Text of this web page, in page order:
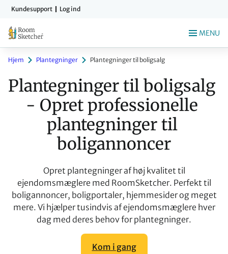
indholdet
Kundesupport Log ind
MENU
Hjem Plantegninger Plantegninger til boligsalg
Plantegninger til boligsalg
- Opret professionelle
plantegninger til
boligannoncer
Opret plantegninger af høj kvalitet til
ejendomsmæglere med RoomSketcher. Perfekt til
boligannoncer, boligportaler, hjemmesider og meget
mere. Vi hjælper tusindvis af ejendomsmæglere hver
dag med deres behov for plantegninger.
Kom i gang